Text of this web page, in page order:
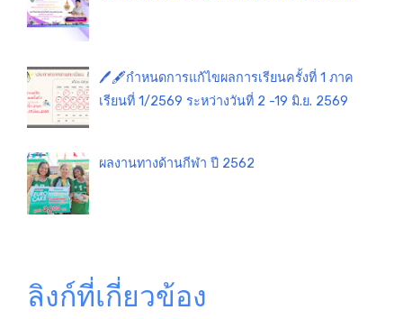
🖊️🖋️กำหนดการแก้ไขผลการเรียนครั้งที่ 1 ภาค
เรียนที่ 1/2569 ระหว่างวันที่ 2 -19 มิ.ย. 2569
ผลงานทางด้านกีฬา ปี 2562
ลิงก์ที่เกี่ยวข้อง